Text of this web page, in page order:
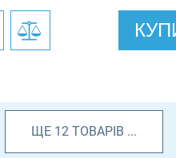
ЩЕ 12 ТОВАРІВ ...